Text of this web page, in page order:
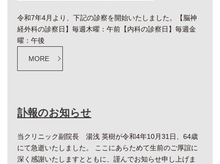
令和7年4月より、下記の診察を開始いたしました。【脳神
経外科の診察日】毎週木曜：午前【内科の診察日】毎週金
曜：午後
MORE
訃報のお知らせ
当クリニック副院長 湯浅 英樹が令和4年10月31日、64歳
にて急逝いたしました。 ここにあらためて生前のご厚誼に
深く感謝いたしますとともに、謹んでお知らせ申し上げま